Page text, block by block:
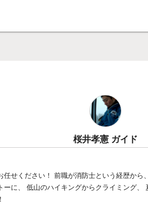
桜井孝憲 ガイド
せください！ 前職が消防士という経歴から
ーに、 低山のハイキングからクライミング